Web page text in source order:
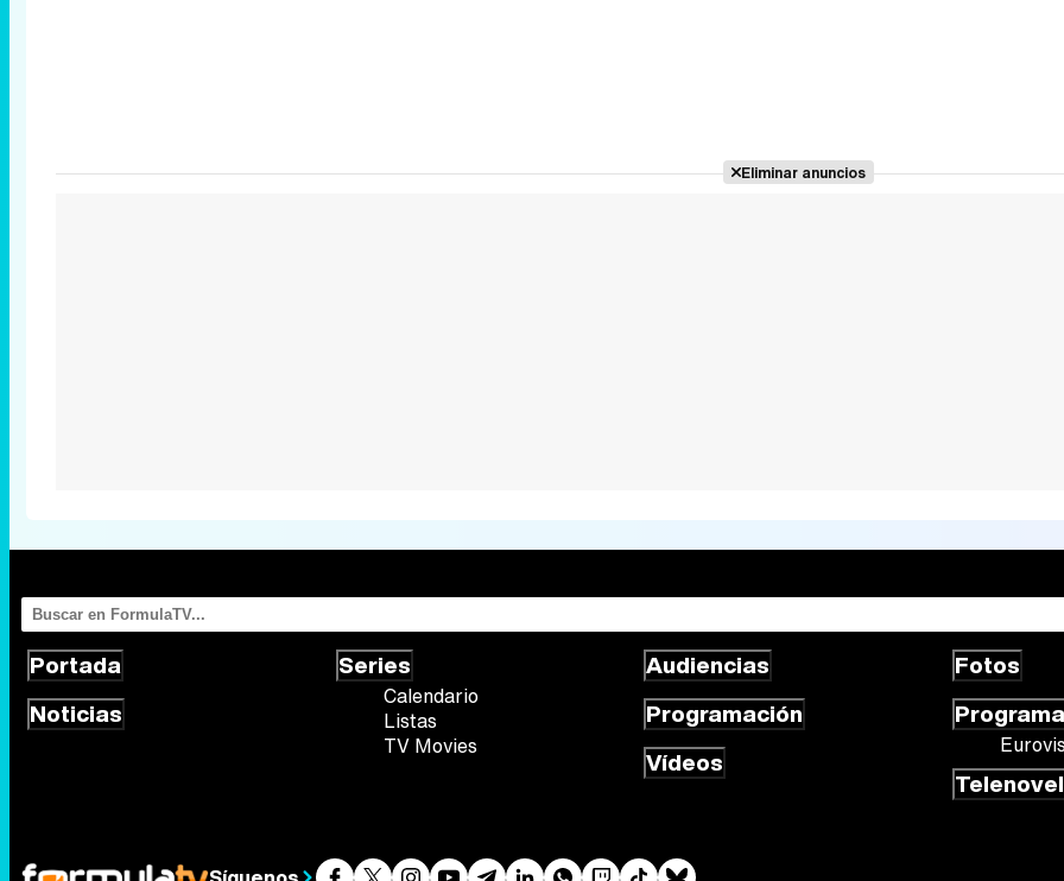
Eliminar anuncios
Portada
Noticias
Series
Calendario
Listas
TV Movies
Audiencias
Programación
Vídeos
Fotos